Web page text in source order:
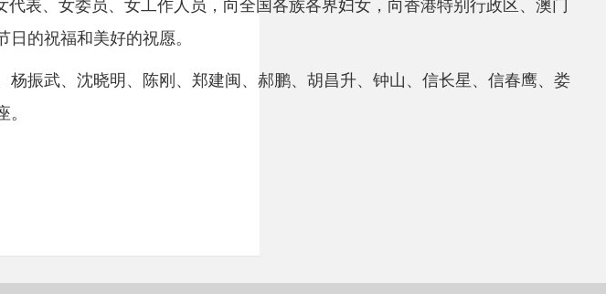
表、女委员、女工作人员，向全国各族各界妇女，向香港特别行政区、澳门
的祝福和美好的祝愿。
振武、沈晓明、陈刚、郑建闽、郝鹏、胡昌升、钟山、信长星、信春鹰、娄